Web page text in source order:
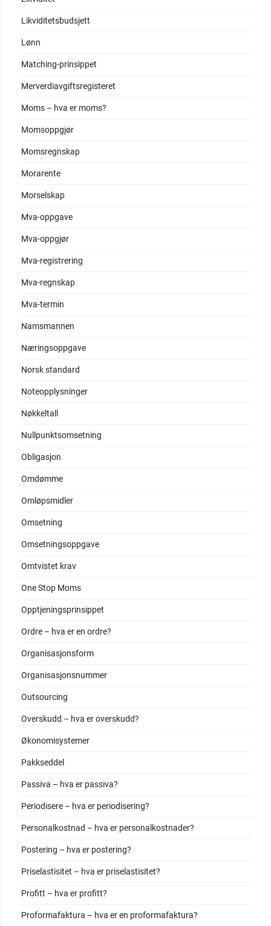
Likviditetsbudsjett
Lønn
Matching-prinsippet
Merverdiavgiftsregisteret
Moms – hva er moms?
Momsoppgjør
Momsregnskap
Morarente
Morselskap
Mva-oppgave
Mva-oppgjør
Mva-registrering
Mva-regnskap
Mva-termin
Namsmannen
Næringsoppgave
Norsk standard
Noteopplysninger
Nøkkeltall
Nullpunktsomsetning
Obligasjon
Omdømme
Omløpsmidler
Omsetning
Omsetningsoppgave
Omtvistet krav
One Stop Moms
Opptjeningsprinsippet
Ordre – hva er en ordre?
Organisasjonsform
Organisasjonsnummer
Outsourcing
Overskudd – hva er overskudd?
Økonomisystemer
Pakkseddel
Passiva – hva er passiva?
Periodisere – hva er periodisering?
Personalkostnad – hva er personalkostnader?
Postering – hva er postering?
Priselastisitet – hva er priselastisitet?
Profitt – hva er profitt?
Proformafaktura – hva er en proformafaktura?